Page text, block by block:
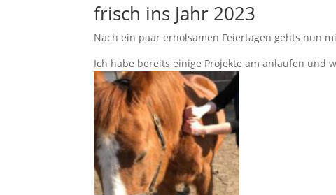
frisch ins Jahr 2023
Nach ein paar erholsamen Feiertagen gehts nun
Ich habe bereits einige Projekte am anlaufen und